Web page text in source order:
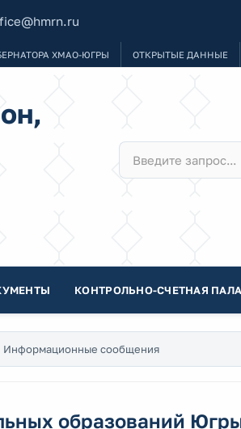
ХМАО-ЮГРЫ ОТКРЫТЫЕ ДАННЫЕ
КОНТРОЛЬНО-СЧЕТНАЯ
Информационные сообщения
образований